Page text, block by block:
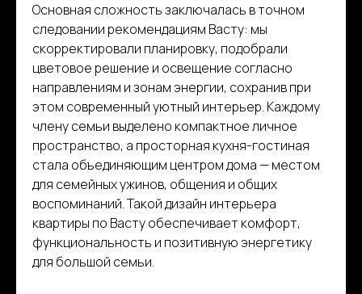
Основная сложность заключалась в точном
следовании рекомендациям Васту: мы
скорректировали планировку, подобрали
цветовое решение и освещение согласно
направлениям и зонам энергии, сохранив при
этом современный уютный интерьер. Каждому
члену семьи выделено компактное личное
пространство, а просторная кухня-гостиная
стала объединяющим центром дома — местом
для семейных ужинов, общения и общих
воспоминаний. Такой дизайн интерьера
квартиры по Васту обеспечивает комфорт,
функциональность и позитивную энергетику
для большой семьи.